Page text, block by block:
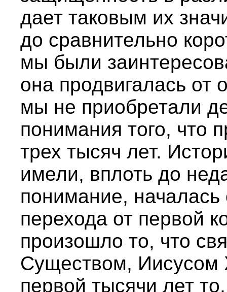
дает таковым их
до сравнительно
мы были
она продвигалась от
мы не приобретали
понимания того, что
трех тысяч лет.
имели, вплоть до
понимание, началась
перехода от первой
произошло то, что
Существом, Иисусом
первой тысячи лет